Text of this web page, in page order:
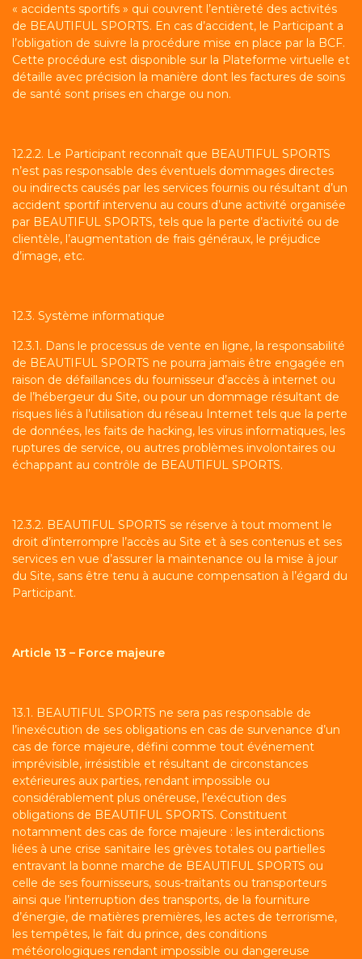
« accidents sportifs » qui couvrent l’entièreté des activités
de BEAUTIFUL SPORTS. En cas d’accident, le Participant a
l’obligation de suivre la procédure mise en place par la BCF.
Cette procédure est disponible sur la Plateforme virtuelle et
détaille avec précision la manière dont les factures de soins
de santé sont prises en charge ou non.
12.2.2. Le Participant reconnaît que BEAUTIFUL SPORTS
n’est pas responsable des éventuels dommages directes
ou indirects causés par les services fournis ou résultant d’un
accident sportif intervenu au cours d’une activité organisée
par BEAUTIFUL SPORTS, tels que la perte d’activité ou de
clientèle, l’augmentation de frais généraux, le préjudice
d’image, etc.
12.3. Système informatique
12.3.1. Dans le processus de vente en ligne, la responsabilité
de BEAUTIFUL SPORTS ne pourra jamais être engagée en
raison de défaillances du fournisseur d’accès à internet ou
de l’hébergeur du Site, ou pour un dommage résultant de
risques liés à l’utilisation du réseau Internet tels que la perte
de données, les faits de hacking, les virus informatiques, les
ruptures de service, ou autres problèmes involontaires ou
échappant au contrôle de BEAUTIFUL SPORTS.
12.3.2. BEAUTIFUL SPORTS se réserve à tout moment le
droit d’interrompre l’accès au Site et à ses contenus et ses
services en vue d’assurer la maintenance ou la mise à jour
du Site, sans être tenu à aucune compensation à l’égard du
Participant.
Article 13 – Force majeure
13.1. BEAUTIFUL SPORTS ne sera pas responsable de
l’inexécution de ses obligations en cas de survenance d’un
cas de force majeure, défini comme tout événement
imprévisible, irrésistible et résultant de circonstances
extérieures aux parties, rendant impossible ou
considérablement plus onéreuse, l’exécution des
obligations de BEAUTIFUL SPORTS. Constituent
notamment des cas de force majeure : les interdictions
liées à une crise sanitaire les grèves totales ou partielles
entravant la bonne marche de BEAUTIFUL SPORTS ou
celle de ses fournisseurs, sous-traitants ou transporteurs
ainsi que l’interruption des transports, de la fourniture
d’énergie, de matières premières, les actes de terrorisme,
les tempêtes, le fait du prince, des conditions
météorologiques rendant impossible ou dangereuse